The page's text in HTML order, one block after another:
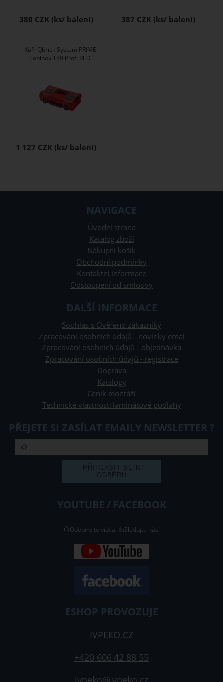
380 CZK 387 CZK
Kufr Qbrick System PRIME
Toolbox 150 Profi RED
1 127 CZK
NAVIGACE
Úvodní strana
Katalog zboží
Nákupní košík
Obchodní podmínky
Kontaktní informace
Odstoupení od smlouvy
DALŠÍ INFORMACE
Souhlas s Ověřeno zákazníky
Zpracování osobních údajů - novinky emai
Zpracování osobních údajů - objednávka
Zpracování osobních údajů - registrace
Doprava
Katalogy
Ceník montáží
Technické vlastnosti laminátové podlahy
PŘEJETE SI ZASÍLAT EMAILY NEWSLETTER ?
YOUTUBE / FACEBOOK
📺Odebírejte videa! 👍Sledujte nás!
ESHOP PROVOZUJE
IVPEKO.CZ
+420 606 42 88 55
ivpeko@ivpeko.cz